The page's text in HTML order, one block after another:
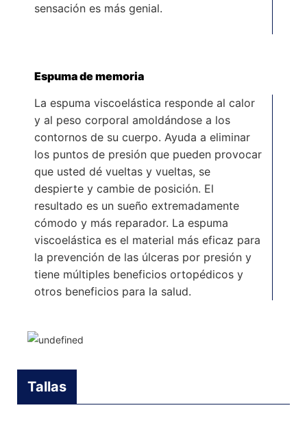
sensación es más genial.
Espuma de memoria
La espuma viscoelástica responde al calor
y al peso corporal amoldándose a los
contornos de su cuerpo. Ayuda a eliminar
los puntos de presión que pueden provocar
que usted dé vueltas y vueltas, se
despierte y cambie de posición. El
resultado es un sueño extremadamente
cómodo y más reparador. La espuma
viscoelástica es el material más eficaz para
la prevención de las úlceras por presión y
tiene múltiples beneficios ortopédicos y
otros beneficios para la salud.
Tallas